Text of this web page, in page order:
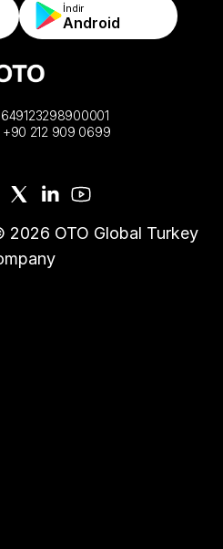
İndir
Android
+90 212 909 0699
2026 OTO Global Turkey